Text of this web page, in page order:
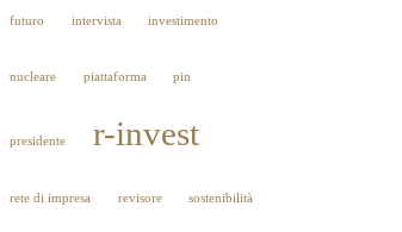
futuro intervista investimento
nucleare piattaforma pin
presidente r-invest
rete di impresa revisore sostenibilità